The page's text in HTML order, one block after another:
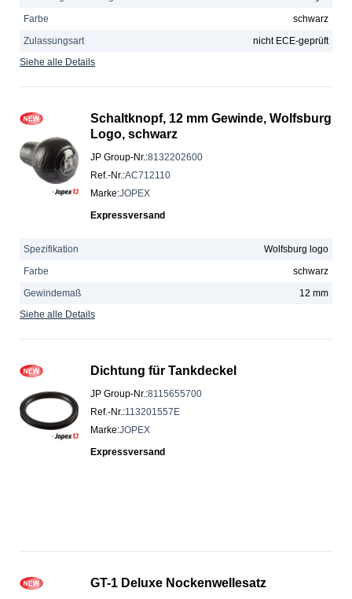
Farbe
schwarz
Zulassungsart
nicht ECE-geprüft
Siehe alle Details
Schaltknopf, 12 mm Gewinde, Wolfsburg
Logo, schwarz
JP Group-Nr.:8132202600
Ref.-Nr.:AC712110
Marke:JOPEX
Expressversand
Spezifikation
Wolfsburg logo
Farbe
schwarz
Gewindemaß
12 mm
Siehe alle Details
Dichtung für Tankdeckel
JP Group-Nr.:8115655700
Ref.-Nr.:113201557E
Marke:JOPEX
Expressversand
GT-1 Deluxe Nockenwellesatz